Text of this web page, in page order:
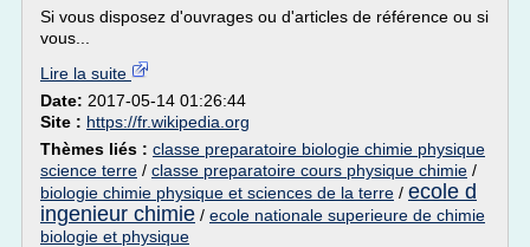
Si vous disposez d'ouvrages ou d'articles de référence ou si
vous...
Lire la suite
Date: 2017-05-14 01:26:44
Site : https://fr.wikipedia.org
Thèmes liés : classe preparatoire biologie chimie physique
science terre / classe preparatoire cours physique chimie /
biologie chimie physique et sciences de la terre / ecole d
ingenieur chimie / ecole nationale superieure de chimie
biologie et physique